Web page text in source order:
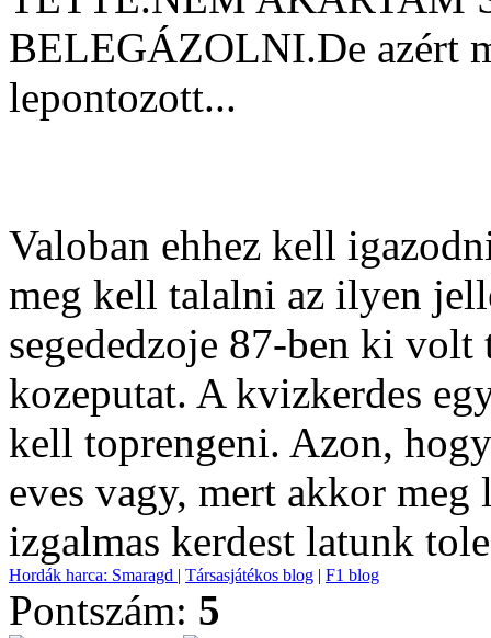
BELEGÁZOLNI.De azért
lepontozott...
Valoban ehhez kell
meg kell talalni az ilyen
segededzoje 87-ben ki
kozeputat. A kvizkerdes
kell toprengeni. Azon,
eves vagy, mert akkor
izgalmas kerdest latunk
Hordák harca: Smaragd | Társasjátékos blog | F1 blog
Pontszám: 5